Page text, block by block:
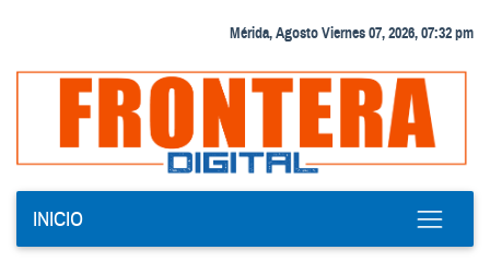
Mérida, Agosto Viernes 07, 2026, 07:32 pm
INICIO